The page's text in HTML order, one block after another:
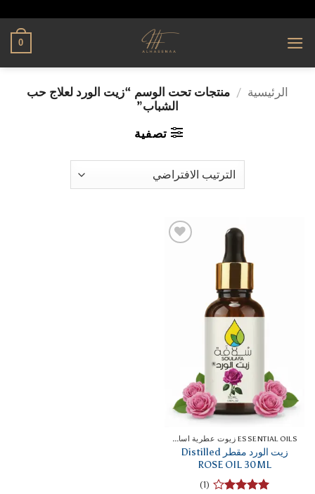
0
الرئيسية / منتجات تحت الوسم “زيت الورد لعلاج حب
الشباب”
تصفية
ESSENTIAL OILS زيوت عطرية اساسية
زيت الورد مقطر Distilled
ROSE OIL 30ML
(1)